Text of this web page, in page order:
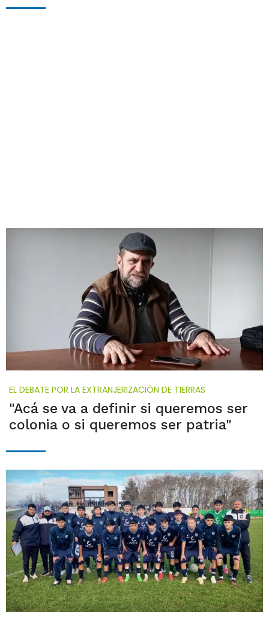
EL DEBATE POR LA EXTRANJERIZACIÓN DE TIERRAS
"Acá se va a definir si queremos ser
colonia o si queremos ser patria"